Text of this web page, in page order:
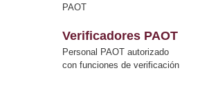
PAOT
Verificadores PAOT
Personal PAOT autorizado
con funciones de verificación